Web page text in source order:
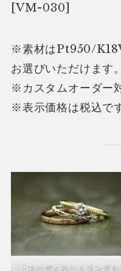
[VM-030]
※素材はPt950/
お選びいただけます。
※カスタムオーダー
※表示価格は税込で
【コーディネートリングを